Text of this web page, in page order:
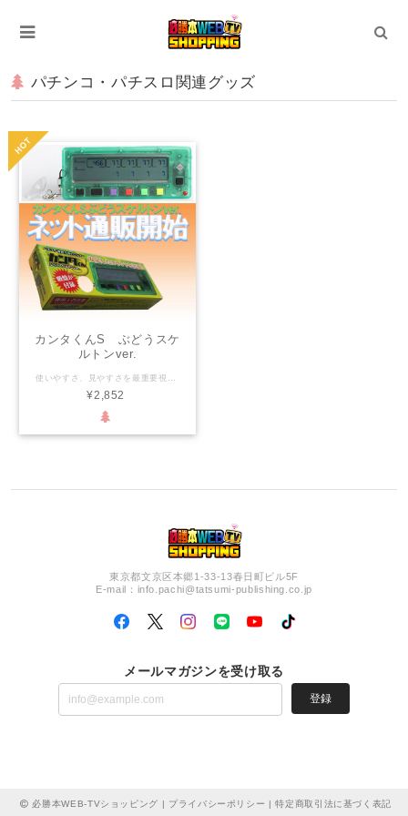
パチンコ・パチスロ関連グッズ
カンタくんS ぶどうスケ
ルトンver.
使いやすさ、見やすさを最重要視した 6代目カンタくんに色違いバージョンが登場！ 翡翠のような美しさを備えたぶどうスケルトンver.が仲間入りです。 【究極の安定感を求めて！】 裏面のスベリ止めは前作の2倍！ どこかが接地すればビシッと止まる さらに付録の吸盤を使えば落下も防止！ この「吸盤」はきっと病みつきになる！！ ※仕様変更に伴い、現在は吸盤は付属しておりません 【シンプルな動作を大事に】 ボタンを押す・数値を見る… この当たり前の部分にこだわったカンタくんS！ ボタンはしっかりした押し心地 数値の見やすさは史上最高！！ 【小さいのに大きい！！】 本体は小さくコンパクト！ なのに液晶部分は大きい!? 数字が大きく見やすくなっているのが特徴 【使いやすさを考え抜いた】 「M」ボタンはモード(MODE)切替 ひし形ボタンは上下段切替 算出ボタンには「÷」の表示が！ つまり、見た目だけでも操作が可能に！！ (WEB説明書) https://hisshobon.com/kantasetsumeisho/
¥2,852
東京都文京区本郷1-33-13春日町ビル5F
E-mail： info.pachi@tatsumi-publishing.co.jp
メールマガジンを受け取る
登録
必勝本WEB-TVショッピング | プライバシーポリシー |特定商取引法に基づく表記